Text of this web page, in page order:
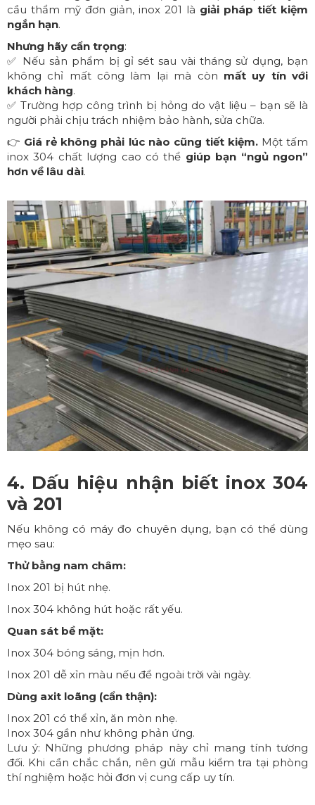
cầu thẩm mỹ đơn giản, inox 201 là giải pháp tiết kiệm
ngắn hạn.
Nhưng hãy cẩn trọng:
✅ Nếu sản phẩm bị gỉ sét sau vài tháng sử dụng, bạn
không chỉ mất công làm lại mà còn mất uy tín với
khách hàng.
✅ Trường hợp công trình bị hỏng do vật liệu – bạn sẽ là
người phải chịu trách nhiệm bảo hành, sửa chữa.
👉 Giá rẻ không phải lúc nào cũng tiết kiệm.Một tấm
inox 304 chất lượng cao có thể giúp bạn “ngủ ngon”
hơn về lâu dài.
4. Dấu hiệu nhận biết inox 304
và 201
Nếu không có máy đo chuyên dụng, bạn có thể dùng
mẹo sau:
Thử bằng nam châm:
Inox 201 bị hút nhẹ.
Inox 304 không hút hoặc rất yếu.
Quan sát bề mặt:
Inox 304 bóng sáng, mịn hơn.
Inox 201 dễ xỉn màu nếu để ngoài trời vài ngày.
Dùng axit loãng (cẩn thận):
Inox 201 có thể xỉn, ăn mòn nhẹ.
Inox 304 gần như không phản ứng.
Lưu ý: Những phương pháp này chỉ mang tính tương
đối. Khi cần chắc chắn, nên gửi mẫu kiểm tra tại phòng
thí nghiệm hoặc hỏi đơn vị cung cấp uy tín.